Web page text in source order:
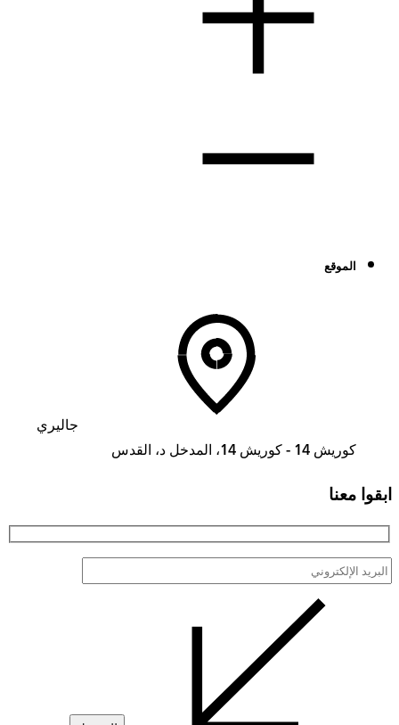
الموقع
جاليري
كوريش 14 - كوريش 14، المدخل د، القدس
ابقوا معنا
البريد